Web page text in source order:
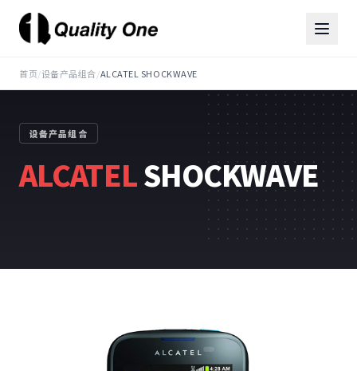
首页/设备产品组合/ALCATEL SHOCKWAVE
设备产品组合
ALCATELSHOCKWAVE